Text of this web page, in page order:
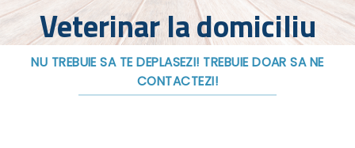
Veterinar la domiciliu
NU TREBUIE SA TE DEPLASEZI! TREBUIE DOAR SA NE
CONTACTEZI!